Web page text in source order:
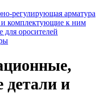
регулирующая арматура
и комплектующие к ним
оросителей
детали и